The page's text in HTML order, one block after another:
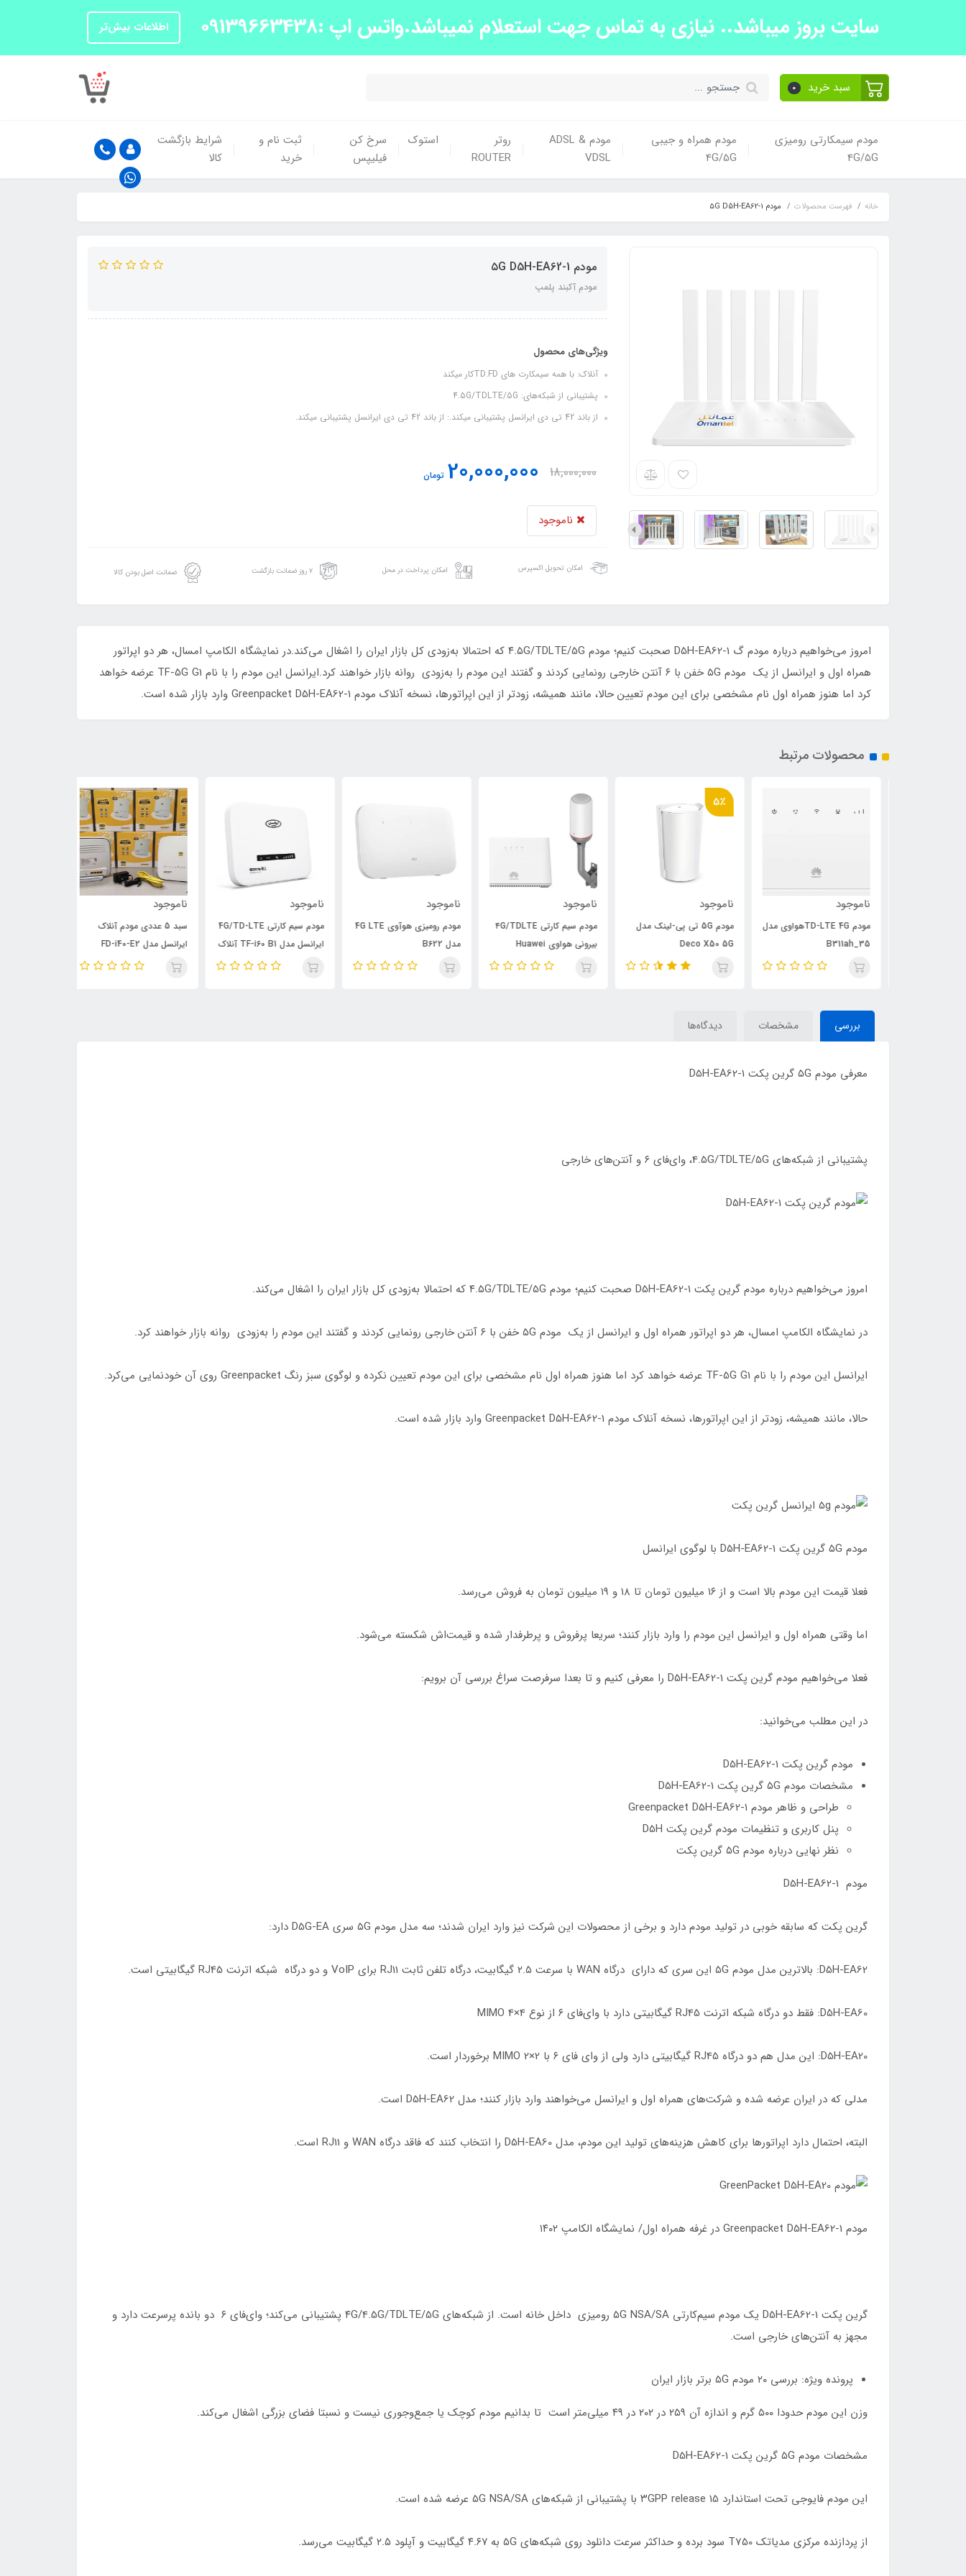
سایت بروز میباشد.. نیازی به تماس جهت استعلام نمیباشد.واتس اپ :09139663438 اطلاعات بیش‌تر
سبد خرید 0
مودم سیمکارتی رومیزی
4G/5G
مودم همراه و جیبی
4G/5G
مودم ADSL &
VDSL
روتر
ROUTER
استوک
سرخ کن
فیلیپس
ثبت نام و
خرید
شرایط بازگشت
کالا
خانه فهرست محصولات مودم ۵G D5H-EA62-1
مودم ۵G D5H-EA62-1
مودم آکبند پلمپ
ویژگی‌های محصول
آنلاک: با همه سیمکارت های TD.FDکار میکند
پشتیبانی از شبکه‌های: 4.5G/TDLTE/5G
از باند 42 تی دی ایرانسل پشتیبانی میکند.: از باند 42 تی دی ایرانسل پشتیبانی میکند.
18,000,000
20,000,000 تومان
ناموجود
امکان تحویل اکسپرس امکان پرداخت در محل ۷ روز ضمانت بازگشت ضمانت اصل بودن کالا
امروز می‌خواهیم درباره مودم گ D5H-EA62-1 صحبت کنیم؛ مودم ۴.۵G/TDLTE/5G که احتمالا به‌زودی کل بازار ایران را اشغال می‌کند.در نمایشگاه الکامپ امسال، هر دو اپراتور
همراه اول و ایرانسل از یک مودم ۵G خفن با ۶ آنتن خارجی رونمایی کردند و گفتند این مودم را به‌زودی روانه بازار خواهند کرد.ایرانسل این مودم را با نام TF-5G G1 عرضه خواهد
کرد اما هنوز همراه اول نام مشخصی برای این مودم تعیین حالا، مانند همیشه، زودتر از این اپراتورها، نسخه آنلاک مودم Greenpacket D5H-EA62-1 وارد بازار شده است.
محصولات مرتبط
ناموجود
مودم TD-LTE 4Gهواوی مدل
B311ah_35
5٪
ناموجود
مودم 5G تی پی-لینک مدل
Deco X50 5G
ناموجود
مودم سیم کارتی ۴G/TDLTE
بیرونی هواوی Huawei
B2368
ناموجود
مودم رومیزی هوآوی 4G LTE
مدل B622
ناموجود
مودم سیم کارتی 4G/TD-LTE
ایرانسل مدل TF-i60 B1 آنلاک
ناموجود
سبد 5 عددی مودم آنلاک
ایرانسل مدل FD-i40-E2
بررسی مشخصات دیدگاه‌ها
معرفی مودم ۵G گرین پکت D5H-EA62-1
پشتیبانی از شبکه‌های 4.5G/TDLTE/5G، وای‌فای ۶ و آنتن‌های خارجی
امروز می‌خواهیم درباره مودم گرین پکت D5H-EA62-1 صحبت کنیم؛ مودم ۴.۵G/TDLTE/5G که احتمالا به‌زودی کل بازار ایران را اشغال می‌کند.
در نمایشگاه الکامپ امسال، هر دو اپراتور همراه اول و ایرانسل از یک مودم ۵G خفن با ۶ آنتن خارجی رونمایی کردند و گفتند این مودم را به‌زودی روانه بازار خواهند کرد.
ایرانسل این مودم را با نام TF-5G G1 عرضه خواهد کرد اما هنوز همراه اول نام مشخصی برای این مودم تعیین نکرده و لوگوی سبز رنگ Greenpacket روی آن خودنمایی می‌کرد.
حالا، مانند همیشه، زودتر از این اپراتورها، نسخه آنلاک مودم Greenpacket D5H-EA62-1 وارد بازار شده است.
مودم ۵G گرین پکت D5H-EA62-1 با لوگوی ایرانسل
فعلا قیمت این مودم بالا است و از ۱۶ میلیون تومان تا ۱۸ و ۱۹ میلیون تومان به فروش می‌رسد.
اما وقتی همراه اول و ایرانسل این مودم را وارد بازار کنند؛ سریعا پرفروش و پرطرفدار شده و قیمت‌اش شکسته می‌شود.
فعلا می‌خواهیم مودم گرین پکت D5H-EA62-1 را معرفی کنیم و تا بعدا سرفرصت سراغ بررسی آن برویم:
در این مطلب می‌خوانید:
مودم گرین پکت D5H-EA62-1
مشخصات مودم ۵G گرین پکت D5H-EA62-1
طراحی و ظاهر مودم Greenpacket D5H-EA62-1
پنل کاربری و تنظیمات مودم گرین پکت D5H
نظر نهایی درباره مودم ۵G گرین پکت
مودم D5H-EA62-1
گرین پکت که سابقه خوبی در تولید مودم دارد و برخی از محصولات این شرکت نیز وارد ایران شدند؛ سه مدل مودم ۵G سری D5G-EA دارد:
D5H-EA62: بالاترین مدل مودم ۵G این سری که دارای درگاه WAN با سرعت ۲.۵ گیگابیت، درگاه تلفن ثابت RJ11 برای VoIP و دو درگاه شبکه اترنت RJ45 گیگابیتی است.
D5H-EA60: فقط دو درگاه شبکه اترنت RJ45 گیگابیتی دارد با وای‌فای ۶ از نوع MIMO 4×4
D5H-EA20: این مدل هم دو درگاه RJ45 گیگابیتی دارد ولی از وای فای ۶ با MIMO 2×2 برخوردار است.
مدلی که در ایران عرضه شده و شرکت‌های همراه اول و ایرانسل می‌خواهند وارد بازار کنند؛ مدل D5H-EA62 است.
البته، احتمال دارد اپراتورها برای کاهش هزینه‌های تولید این مودم، مدل D5H-EA60 را انتخاب کنند که فاقد درگاه WAN و RJ11 است.
مودم Greenpacket D5H-EA62-1 در غرفه همراه اول/ نمایشگاه الکامپ ۱۴۰۲
گرین پکت D5H-EA62-1 یک مودم سیم‌کارتی ۵G NSA/SA رومیزی داخل خانه است. از شبکه‌های ۴G/4.5G/TDLTE/5G پشتیبانی می‌کند؛ وای‌فای ۶ دو بانده پرسرعت دارد و
مجهز به آنتن‌های خارجی است.
پرونده ویژه: بررسی ۲۰ مودم ۵G برتر بازار ایران
وزن این مودم حدودا ۵۰۰ گرم و اندازه آن ۲۵۹ در ۲۰۲ در ۴۹ میلی‌متر است تا بدانیم مودم کوچک یا جمع‌وجوری نیست و نسبتا فضای بزرگی اشغال می‌کند.
مشخصات مودم ۵G گرین پکت D5H-EA62-1
این مودم فایوجی تحت استاندارد ۳GPP release 15 با پشتیبانی از شبکه‌های ۵G NSA/SA عرضه شده است.
از پردازنده مرکزی مدیاتک T750 سود برده و حداکثر سرعت دانلود روی شبکه‌های ۵G به ۴.۶۷ گیگابیت و آپلود ۲.۵ گیگابیت می‌رسد.